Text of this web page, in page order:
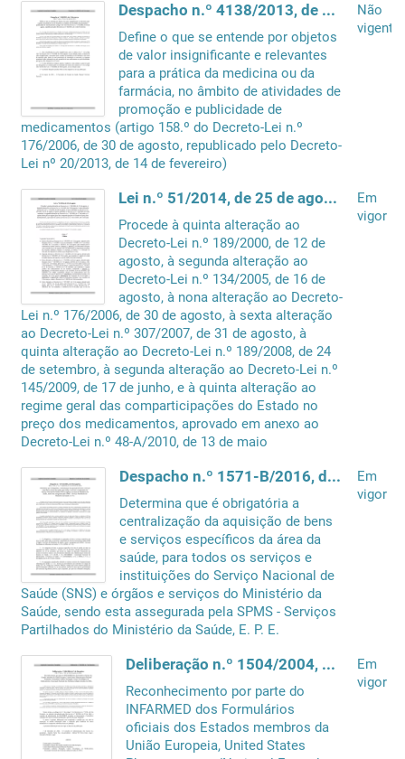
Despacho n.º 4138/2013, de 13 de março
Define o que se entende por objetos
de valor insignificante e relevantes
para a prática da medicina ou da
farmácia, no âmbito de atividades de
promoção e publicidade de
medicamentos (artigo 158.º do Decreto-Lei n.º
176/2006, de 30 de agosto, republicado pelo Decreto-
Lei nº 20/2013, de 14 de fevereiro)
Não
vigente
Lei n.º 51/2014, de 25 de agosto
Procede à quinta alteração ao
Decreto-Lei n.º 189/2000, de 12 de
agosto, à segunda alteração ao
Decreto-Lei n.º 134/2005, de 16 de
agosto, à nona alteração ao Decreto-
Lei n.º 176/2006, de 30 de agosto, à sexta alteração
ao Decreto-Lei n.º 307/2007, de 31 de agosto, à
quinta alteração ao Decreto-Lei n.º 189/2008, de 24
de setembro, à segunda alteração ao Decreto-Lei n.º
145/2009, de 17 de junho, e à quinta alteração ao
regime geral das comparticipações do Estado no
preço dos medicamentos, aprovado em anexo ao
Decreto-Lei n.º 48-A/2010, de 13 de maio
Em
vigor
Despacho n.º 1571-B/2016, de 29 de janeiro
Determina que é obrigatória a
centralização da aquisição de bens
e serviços específicos da área da
saúde, para todos os serviços e
instituições do Serviço Nacional de
Saúde (SNS) e órgãos e serviços do Ministério da
Saúde, sendo esta assegurada pela SPMS - Serviços
Partilhados do Ministério da Saúde, E. P. E.
Em
vigor
Deliberação n.º 1504/2004, de 7 de Dezembro
Reconhecimento por parte do
INFARMED dos Formulários
oficiais dos Estados membros da
União Europeia, United States
Em
vigor